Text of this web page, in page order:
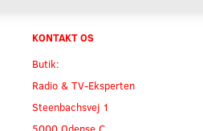
KONTAKT OS
Butik:
Radio & TV-Eksperten
Steenbachsvej 1